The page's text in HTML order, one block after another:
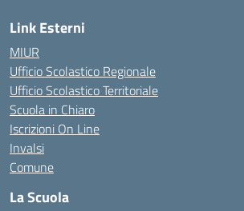
Link Esterni
MIUR
Ufficio Scolastico Regionale
Ufficio Scolastico Territoriale
Scuola in Chiaro
Iscrizioni On Line
Invalsi
Comune
La Scuola